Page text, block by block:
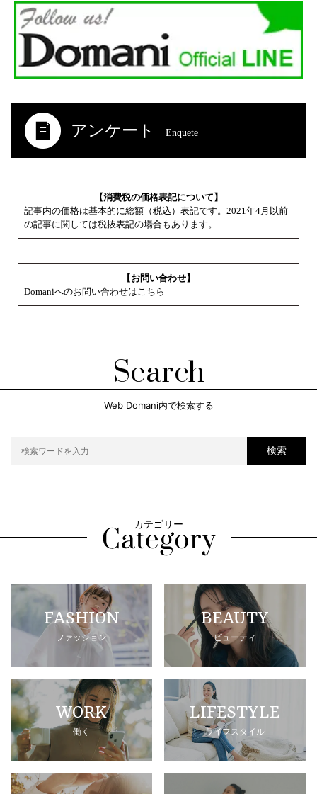
アンケート Enquete
【消費税の価格表記について】
記事内の価格は基本的に総額（税込）表記です。2021年4月以前
の記事に関しては税抜表記の場合もあります。
【お問い合わせ】
Domaniへのお問い合わせはこちら
Search
Web Domani内で検索する
検索
カテゴリー
FASHION
ファッション
BEAUTY
ビューティ
WORK
働く
LIFESTYLE
ライフスタイル